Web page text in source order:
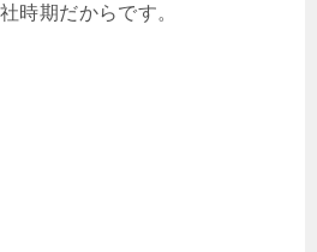
時期だからです。